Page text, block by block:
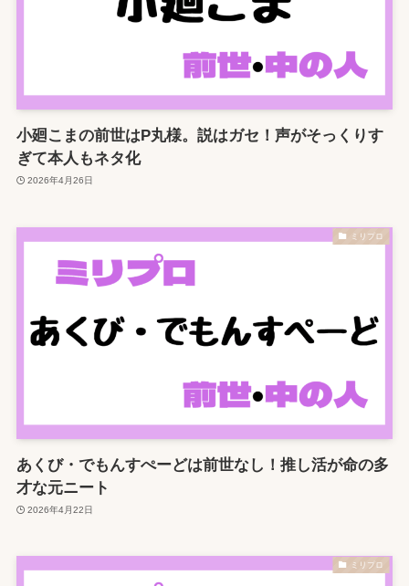
小廻こまの前世はP丸様。説はガセ！声がそっくりす
ぎて本人もネタ化
2026年4月26日
ミリプロ
あくび・でもんすぺーどは前世なし！推し活が命の多
才な元ニート
2026年4月22日
ミリプロ